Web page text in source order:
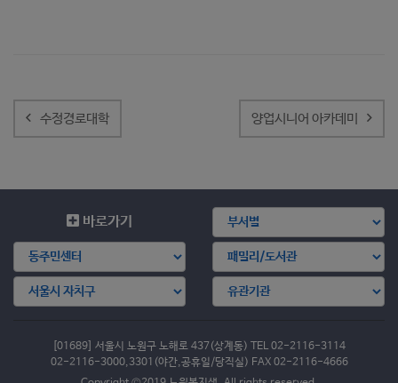
내
비 수정경로대학 양업시니어 아카데미
바로가기
[01689] 서울시 노원구 노해로 437(상계동) TEL 02-2116-3114
02-2116-3000,3301(야간,공휴일/당직실) FAX 02-2116-4666